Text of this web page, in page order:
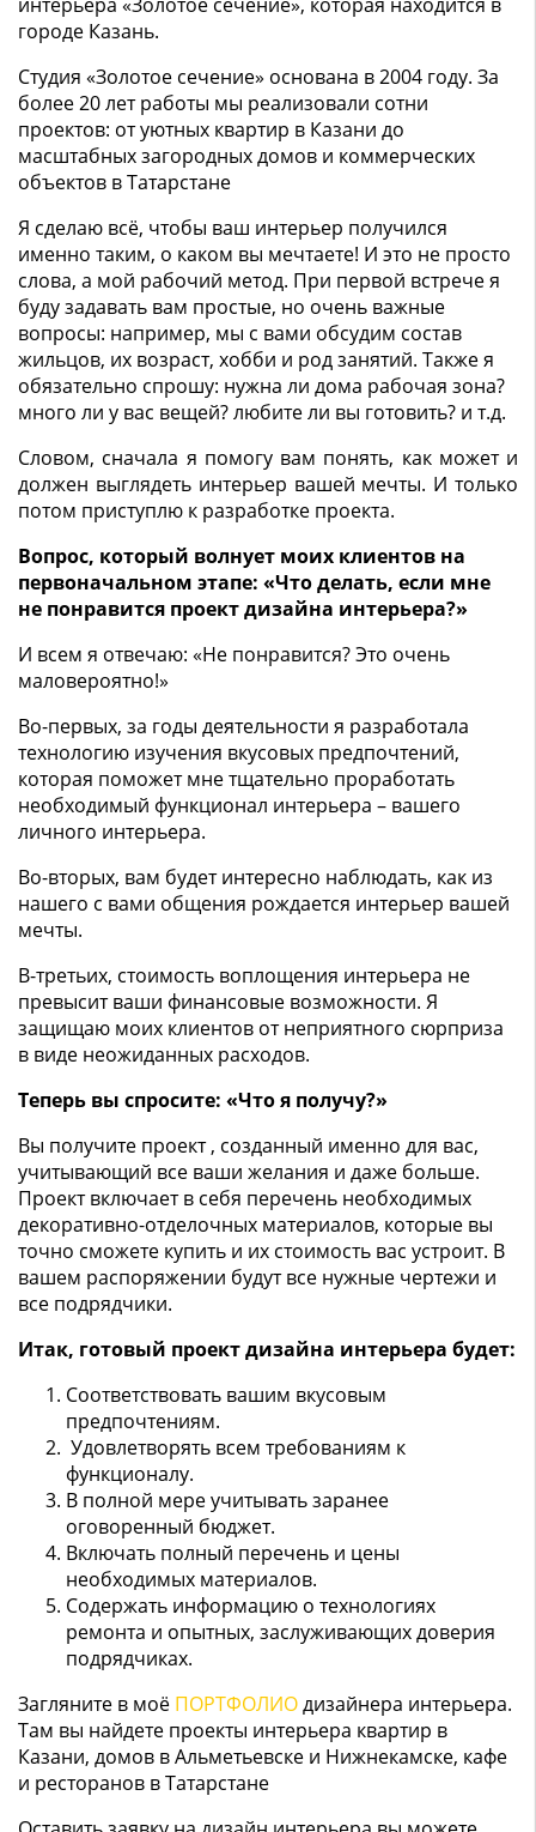
городе Казань.
Студия «Золотое сечение» основана в 2004 году. За
более 20 лет работы мы реализовали сотни
проектов: от уютных квартир в Казани до
масштабных загородных домов и коммерческих
объектов в Татарстане
Я сделаю всё, чтобы ваш интерьер получился
именно таким, о каком вы мечтаете! И это не просто
слова, а мой рабочий метод. При первой встрече я
буду задавать вам простые, но очень важные
вопросы: например, мы с вами обсудим состав
жильцов, их возраст, хобби и род занятий. Также я
обязательно спрошу: нужна ли дома рабочая зона?
много ли у вас вещей? любите ли вы готовить? и т.д.
Словом, сначала я помогу вам понять, как может и
должен выглядеть интерьер вашей мечты. И только
потом приступлю к разработке проекта.
Вопрос, который волнует моих клиентов на
первоначальном этапе: «Что делать, если мне
не понравится проект дизайна интерьера?»
И всем я отвечаю: «Не понравится? Это очень
маловероятно!»
Во-первых, за годы деятельности я разработала
технологию изучения вкусовых предпочтений,
которая поможет мне тщательно проработать
необходимый функционал интерьера – вашего
личного интерьера.
Во-вторых, вам будет интересно наблюдать, как из
нашего с вами общения рождается интерьер вашей
мечты.
В-третьих, стоимость воплощения интерьера не
превысит ваши финансовые возможности. Я
защищаю моих клиентов от неприятного сюрприза
в виде неожиданных расходов.
Теперь вы спросите: «Что я получу?»
Вы получите проект , созданный именно для вас,
учитывающий все ваши желания и даже больше.
Проект включает в себя перечень необходимых
декоративно-отделочных материалов, которые вы
точно сможете купить и их стоимость вас устроит. В
вашем распоряжении будут все нужные чертежи и
все подрядчики.
Итак, готовый проектдизайна интерьера будет:
Соответствовать вашим вкусовым
предпочтениям.
Удовлетворять всем требованиям к
функционалу.
В полной мере учитывать заранее
оговоренный бюджет.
Включать полный перечень и цены
необходимых материалов.
Содержать информацию о технологиях
ремонта и опытных, заслуживающих доверия
подрядчиках.
Загляните в моё ПОРТФОЛИОдизайнера интерьера.
Там вы найдете проекты интерьера квартир в
Казани, домов в Альметьевске и Нижнекамске, кафе
и ресторанов в Татарстане